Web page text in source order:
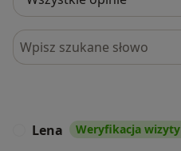
Szukaj w opiniach
Lena Weryfikacja wizyty